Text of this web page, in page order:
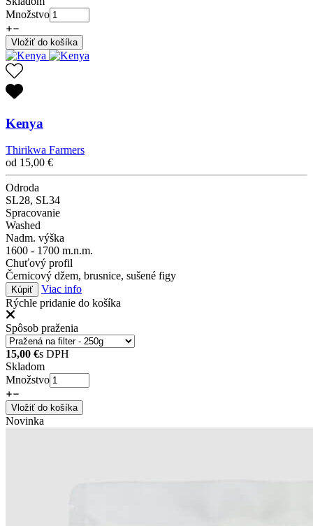
Množstvo
Vložiť do košíka
Kenya
Thirikwa Farmers
od 15,00 €
Odroda
SL28, SL34
Spracovanie
Washed
Nadm. výška
1600 - 1700 m.n.m.
Chuťový profil
Černicový džem, brusnice, sušené figy
Kúpiť
Viac info
Rýchle pridanie do košíka
Spôsob praženia
15,00 €s DPH
Skladom
Množstvo
Vložiť do košíka
Novinka